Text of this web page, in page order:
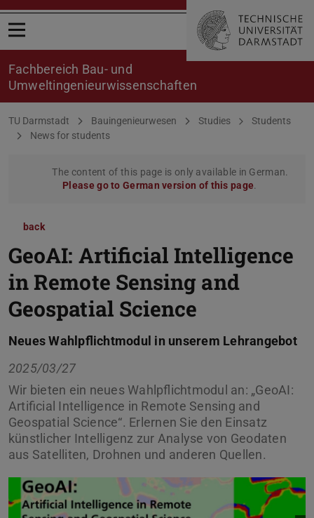
Open menu
Fachbereich Bau- und
Umweltingenieurwissenschaften
You are here:
TU Darmstadt Bauingenieurwesen Studies
Students
News for students
The content of this page is only available in German.
Please go to German version of this page.
back
GeoAI: Artificial Intelligence
in Remote Sensing and
Geospatial Science
Neues Wahlpflichtmodul in unserem Lehrangebot
2025/03/27
Wir bieten ein neues Wahlpflichtmodul an: „GeoAI:
Artificial Intelligence in Remote Sensing and
Geospatial Science“. Erlernen Sie den Einsatz
künstlicher Intelligenz zur Analyse von Geodaten
aus Satelliten, Drohnen und anderen Quellen.